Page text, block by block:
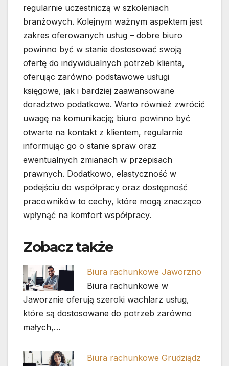
regularnie uczestniczą w szkoleniach
branżowych. Kolejnym ważnym aspektem jest
zakres oferowanych usług – dobre biuro
powinno być w stanie dostosować swoją
ofertę do indywidualnych potrzeb klienta,
oferując zarówno podstawowe usługi
księgowe, jak i bardziej zaawansowane
doradztwo podatkowe. Warto również zwrócić
uwagę na komunikację; biuro powinno być
otwarte na kontakt z klientem, regularnie
informując go o stanie spraw oraz
ewentualnych zmianach w przepisach
prawnych. Dodatkowo, elastyczność w
podejściu do współpracy oraz dostępność
pracowników to cechy, które mogą znacząco
wpłynąć na komfort współpracy.
Zobacz także
Biura rachunkowe Jaworzno
Biura rachunkowe w
Jaworznie oferują szeroki wachlarz usług,
które są dostosowane do potrzeb zarówno
małych,…
Biura rachunkowe Grudziądz